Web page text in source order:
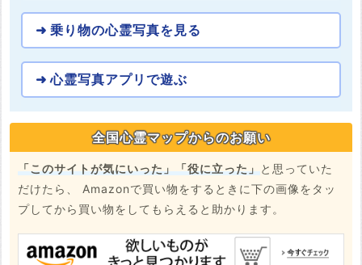
乗り物の心霊写真を見る
心霊写真アプリで遊ぶ
全国心霊マップからのお願い
「このサイトが気にいった」「役に立った」と思っていた
だけたら、 Amazonで買い物をするときに下の画像をタッ
プしてから買い物をしてもらえると助かります。